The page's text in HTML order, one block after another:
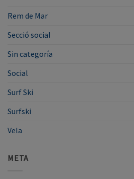
Rem de Mar
Secció social
Sin categoría
Social
Surf Ski
Surfski
Vela
META